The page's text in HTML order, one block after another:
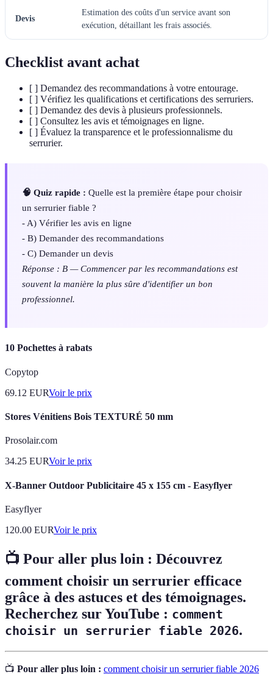
Devis
Estimation des coûts d'un service avant son
exécution, détaillant les frais associés.
Checklist avant achat
[ ] Demandez des recommandations à votre entourage.
[ ] Vérifiez les qualifications et certifications des serruriers.
[ ] Demandez des devis à plusieurs professionnels.
[ ] Consultez les avis et témoignages en ligne.
[ ] Évaluez la transparence et le professionnalisme du
serrurier.
🧠 Quiz rapide : Quelle est la première étape pour choisir
un serrurier fiable ?
- A) Vérifier les avis en ligne
- B) Demander des recommandations
- C) Demander un devis
Réponse : B — Commencer par les recommandations est
souvent la manière la plus sûre d'identifier un bon
professionnel.
10 Pochettes à rabats
Copytop
69.12 EURVoir le prix
Stores Vénitiens Bois TEXTURÉ 50 mm
Prosolair.com
34.25 EURVoir le prix
X-Banner Outdoor Publicitaire 45 x 155 cm - Easyflyer
Easyflyer
120.00 EURVoir le prix
📺 Pour aller plus loin : Découvrez
comment choisir un serrurier efficace
grâce à des astuces et des témoignages.
Recherchez sur YouTube : comment
choisir un serrurier fiable 2026.
📺 Pour aller plus loin : comment choisir un serrurier fiable 2026